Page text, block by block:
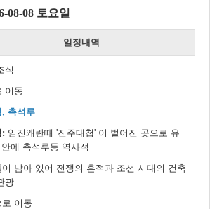
08-08 토요일
일정내역
식
이동
, 촉석루
: 임진왜란때 '진주대첩' 이 벌어진 곳으로 유
에 촉석루등 역사적
이 남아 있어 전쟁의 흔적과 조선 시대의 건축
광
로 이동